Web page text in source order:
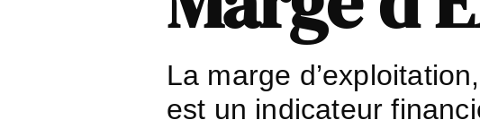
La marge
est un indicateur